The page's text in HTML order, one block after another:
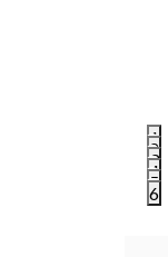
1
2
3
4
5
6